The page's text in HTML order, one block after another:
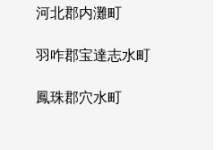
河北郡内灘町
羽咋郡宝達志水町
鳳珠郡穴水町